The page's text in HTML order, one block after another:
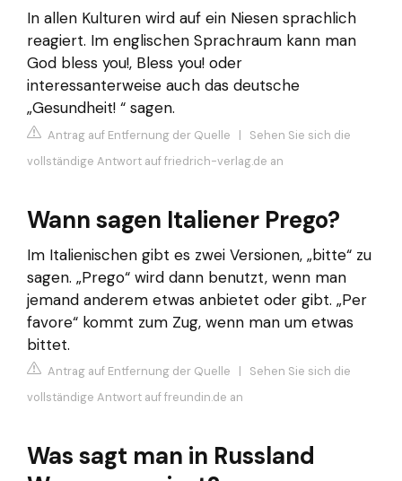
In allen Kulturen wird auf ein Niesen sprachlich
reagiert. Im englischen Sprachraum kann man
God bless you!, Bless you! oder
interessanterweise auch das deutsche
„Gesundheit! “ sagen.
Antrag auf Entfernung der Quelle | Sehen Sie sich die
vollständige Antwort auf friedrich-verlag.de an
Wann sagen Italiener Prego?
Im Italienischen gibt es zwei Versionen, „bitte“ zu
sagen. „Prego“ wird dann benutzt, wenn man
jemand anderem etwas anbietet oder gibt. „Per
favore“ kommt zum Zug, wenn man um etwas
bittet.
Antrag auf Entfernung der Quelle | Sehen Sie sich die
vollständige Antwort auf freundin.de an
Was sagt man in Russland